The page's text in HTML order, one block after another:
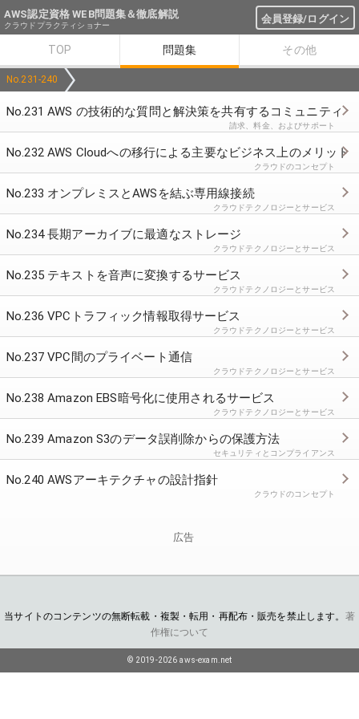
AWS認定資格 WEB問題集＆徹底解説 会員登録/ログイン
クラウドプラクティショナー
TOP 問題集 その他
No.231-240
No.231 AWS の技術的な質問と解決策を共有するコミュニティ
請求、料金、およびサポート
No.232 AWS Cloudへの移行による主要なビジネス上のメリット
クラウドのコンセプト
No.233 オンプレミスとAWSを結ぶ専用線接続
クラウドテクノロジーとサービス
No.234 長期アーカイブに最適なストレージ
クラウドテクノロジーとサービス
No.235 テキストを音声に変換するサービス
クラウドテクノロジーとサービス
No.236 VPCトラフィック情報取得サービス
クラウドテクノロジーとサービス
No.237 VPC間のプライベート通信
クラウドテクノロジーとサービス
No.238 Amazon EBS暗号化に使用されるサービス
クラウドテクノロジーとサービス
No.239 Amazon S3のデータ誤削除からの保護方法
セキュリティとコンプライアンス
No.240 AWSアーキテクチャの設計指針
クラウドのコンセプト
広告
当サイトのコンテンツの無断転載・複製・転用・再配布・販売を禁止します。 著
作権について
© 2019-2026 aws-exam.net